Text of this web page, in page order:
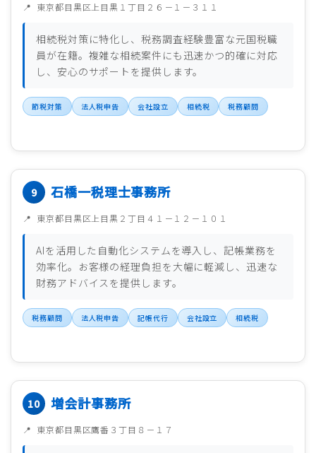
東京都目黒区上目黒１丁目２６－１－３１１
相続税対策に特化し、税務調査経験豊富な元国税職
員が在籍。複雑な相続案件にも迅速かつ的確に対応
し、安心のサポートを提供します。
節税対策 法人税申告 会社設立 相続税 税務顧問
石橋一税理士事務所
東京都目黒区上目黒２丁目４１－１２－１０１
AIを活用した自動化システムを導入し、記帳業務を
効率化。お客様の経理負担を大幅に軽減し、迅速な
財務アドバイスを提供します。
税務顧問 法人税申告 記帳代行 会社設立 相続税
増会計事務所
東京都目黒区鷹番３丁目８－１７